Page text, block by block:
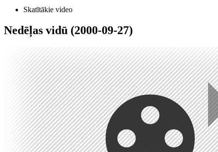
Skatītākie video
Nedēļas vidū (2000-09-27)